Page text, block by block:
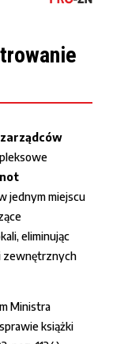
jednym miejscu
eliminując
zewnętrznych
Ministra
książki